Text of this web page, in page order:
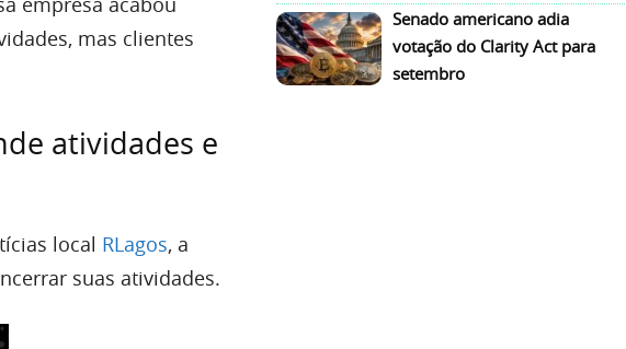
mas clientes
atividades e
local RLagos, a
suas atividades.
Senado americano adia
votação do Clarity Act para
setembro